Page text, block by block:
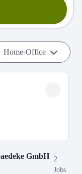
Home-Office
GmbH
2
Jobs